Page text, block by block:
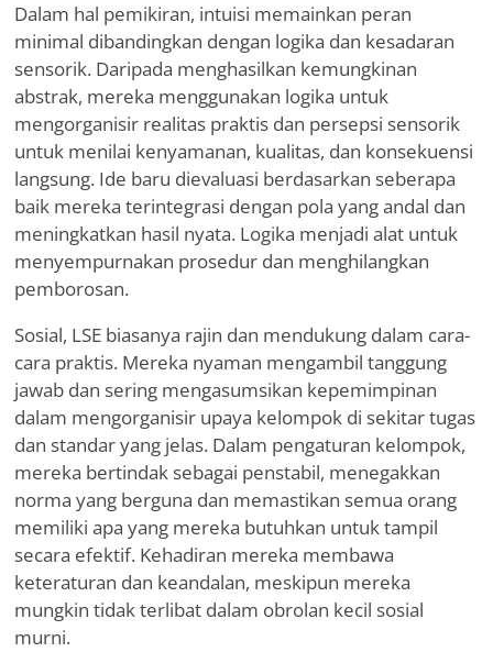
Dalam hal pemikiran, intuisi memainkan peran
minimal dibandingkan dengan logika dan kesadaran
sensorik. Daripada menghasilkan kemungkinan
abstrak, mereka menggunakan logika untuk
mengorganisir realitas praktis dan persepsi sensorik
untuk menilai kenyamanan, kualitas, dan konsekuensi
langsung. Ide baru dievaluasi berdasarkan seberapa
baik mereka terintegrasi dengan pola yang andal dan
meningkatkan hasil nyata. Logika menjadi alat untuk
menyempurnakan prosedur dan menghilangkan
pemborosan.
Sosial, LSE biasanya rajin dan mendukung dalam cara-
cara praktis. Mereka nyaman mengambil tanggung
jawab dan sering mengasumsikan kepemimpinan
dalam mengorganisir upaya kelompok di sekitar tugas
dan standar yang jelas. Dalam pengaturan kelompok,
mereka bertindak sebagai penstabil, menegakkan
norma yang berguna dan memastikan semua orang
memiliki apa yang mereka butuhkan untuk tampil
secara efektif. Kehadiran mereka membawa
keteraturan dan keandalan, meskipun mereka
mungkin tidak terlibat dalam obrolan kecil sosial
murni.